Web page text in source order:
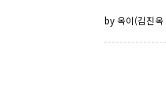
by 옥이(김진옥